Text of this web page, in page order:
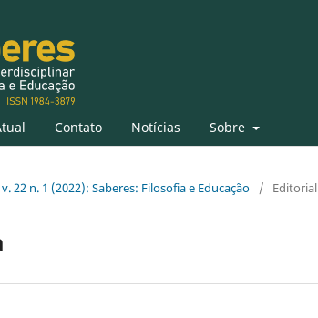
Contato Notícias Sobre
v. 22 n. 1 (2022): Saberes: Filosofia e Educação / Editorial